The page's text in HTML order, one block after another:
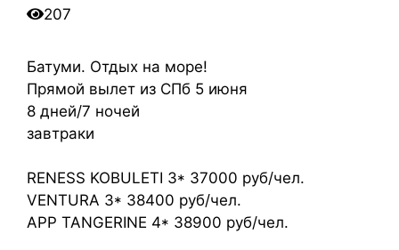
207
Батуми. Отдых на море!
Прямой вылет из СПб 5 июня
8 дней/7 ночей
завтраки
RENESS KOBULETI 3* 37000 руб/чел.
VENTURA 3* 38400 руб/чел.
APP TANGERINE 4* 38900 руб/чел.